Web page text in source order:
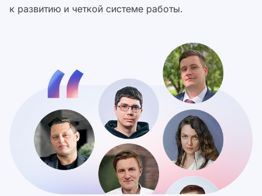
к развитию и четкой системе работы.